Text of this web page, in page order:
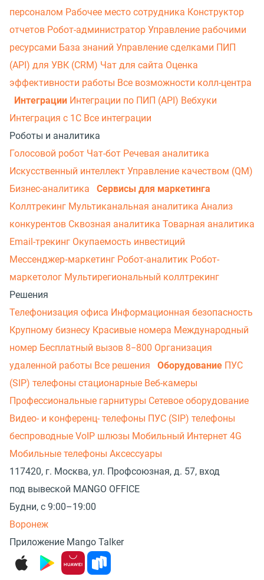
персоналом Рабочее место сотрудника Конструктор
отчетов Робот-администратор Управление рабочими
ресурсами База знаний Управление сделками ПИП
(API) для УВК (CRM) Чат для сайта Оценка
эффективности работы Все возможности колл-центра
Интеграции Интеграции по ПИП (API) Вебхуки
Интеграция с 1С Все интеграции
Роботы и аналитика
Голосовой робот Чат-бот Речевая аналитика
Искусственный интеллект Управление качеством (QM)
Бизнес-аналитика
Сервисы для маркетинга
Коллтрекинг Мультиканальная аналитика Анализ
конкурентов Сквозная аналитика Товарная аналитика
Email-трекинг Окупаемость инвестиций
Мессенджер‑маркетинг Робот-аналитик Робот-
маркетолог Мультирегиональный коллтрекинг
Решения
Телефонизация офиса Информационная безопасность
Крупному бизнесу Красивые номера Международный
номер Бесплатный вызов 8−800 Организация
удаленной работы Все решения Оборудование ПУС
(SIP) телефоны стационарные Веб-камеры
Профессиональные гарнитуры Сетевое оборудование
Видео- и конференц- телефоны ПУС (SIP) телефоны
беспроводные VoIP шлюзы Мобильный Интернет 4G
Мобильные телефоны Аксессуары
117420, г. Москва, ул. Профсоюзная, д. 57, вход
под вывеской MANGO OFFICE
Будни, с 9:00–19:00
Воронеж
Приложение Mango Talker